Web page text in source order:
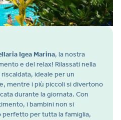
Igea Marina, la nostra
e del relax! Rilassati nella
ideale per un
mentre i più piccoli si divertono
durante la giornata. Con
i bambini non si
perfetto per tutta la famiglia,